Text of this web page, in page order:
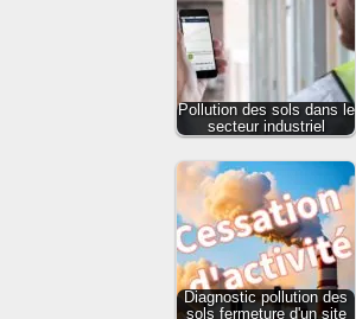
Pollution des sols dans le
secteur industriel
Diagnostic pollution des
sols fermeture d'un site